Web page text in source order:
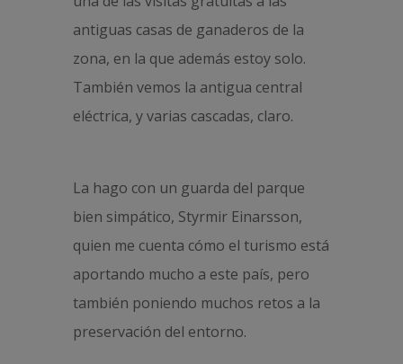
antiguas casas de ganaderos de la
zona, en la que además estoy solo.
También vemos la antigua central
eléctrica, y varias cascadas, claro.
La hago con un guarda del parque
bien simpático, Styrmir Einarsson,
quien me cuenta cómo el turismo está
aportando mucho a este país, pero
también poniendo muchos retos a la
preservación del entorno.